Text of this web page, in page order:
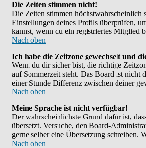
Die Zeiten stimmen nicht!
Die Zeiten stimmen höchstwahrscheinlich
Einstellungen deines Profils überprüfen,
kannst, wenn du ein registriertes Mitglied
Nach oben
Ich habe die Zeitzone gewechselt und
Wenn du dir sicher bist, die richtige
auf Sommerzeit steht. Das Board ist nicht
einer Stunde Differenz zwischen deiner
Nach oben
Meine Sprache ist nicht verfügbar!
Der wahrscheinlichste Grund dafür ist,
übersetzt. Versuche, den Board-
gerne selber eine Übersetzung
Nach oben